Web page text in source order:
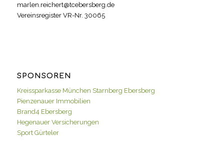
marlen.reichert@tcebersberg.de
Vereinsregister VR-Nr. 30065
SPONSOREN
Kreissparkasse München Starnberg Ebersberg
Pienzenauer Immobilien
Brand4 Ebersberg
Hegenauer Versicherungen
Sport Gürteler